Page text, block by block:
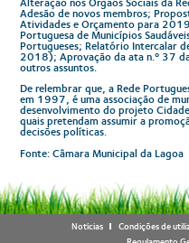
Adesão de novos membros;
Atividades e Orçamento para
Portuguesa de Municípios
Portugueses; Relatório Intercalar
2018); Aprovação da ata n.º 37
outros assuntos.
De relembrar que, a Rede
em 1997, é uma associação de
desenvolvimento do projeto
quais pretendam assumir a
decisões políticas.
Fonte: Câmara Municipal da Lagoa
Notícias Condições de